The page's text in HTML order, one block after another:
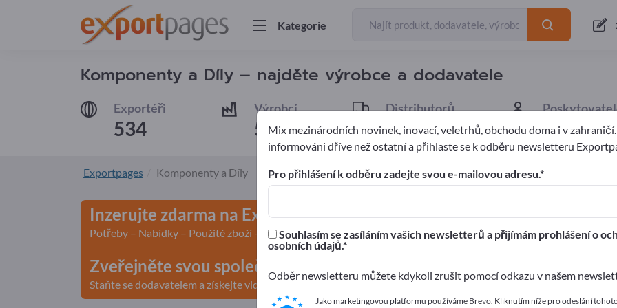
Kategorie
Komponenty a Díly – najděte výrobce a dodavatele
Exportéři
534
Výrobci
507
Distributorů
26 1
534
Výrobci
Exportpages Komponenty a Díly
Inzerujte zdarma na Exportpages!
Potřeby – Nabídky – Použité zboží – Obchodní kontakty >> začněte zde
Zveřejněte svou společnost a své produkty na Exportpages.
Staňte se dodavatelem a získejte viditelnost>> zveřejnit zde
Mix mezinárodních novinek, inovací, veletrhů, obchodu doma i v
informováni dříve než ostatní a přihlaste se k odběru newsletteru
Pro přihlášení k odběru zadejte svou e-mailovou adresu.
Souhlasím se zasíláním vašich newsletterů a přijímám prohlášení o
osobních údajů.
Odběr newsletteru můžete kdykoli zrušit pomocí odkazu v našem
Jako marketingovou platformu používáme Brevo. Kliknutím níže pro odeslání